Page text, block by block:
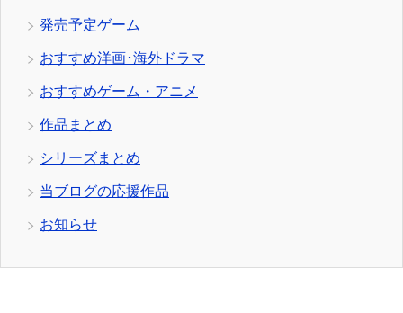
発売予定ゲーム
おすすめ洋画･海外ドラマ
おすすめゲーム・アニメ
作品まとめ
シリーズまとめ
当ブログの応援作品
お知らせ